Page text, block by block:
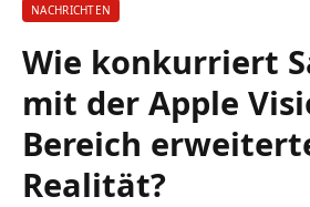
NACHRICHTEN
Wie konkurriert
mit der Apple
Bereich
Realität?